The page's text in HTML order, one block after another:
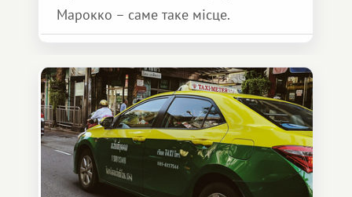
Марокко – саме таке місце.